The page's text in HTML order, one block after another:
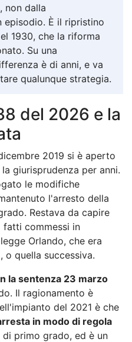
, non dalla
episodio. È il ripristino
1930, che la riforma
Su una
è di anni, e va
qualunque strategia.
del 2026 e la
2019 si è aperto
giurisprudenza per anni.
le modifiche
l'arresto della
Restava da capire
fatti commessi in
Orlando, che era
o quella successiva.
la sentenza 23 marzo
Il ragionamento è
del 2021 è che
in modo di regola
primo grado, ed è un